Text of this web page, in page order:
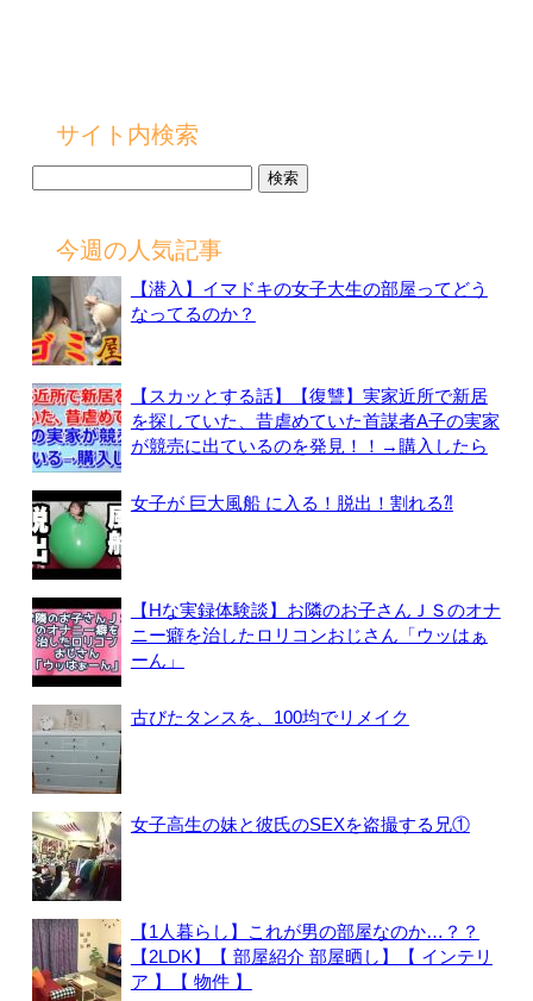
サイト内検索
今週の人気記事
【潜入】イマドキの女子大生の部屋ってどう
なってるのか？
【スカッとする話】【復讐】実家近所で新居
を探していた、昔虐めていた首謀者A子の実家
が競売に出ているのを発見！！→購入したら
女子が 巨大風船 に入る！脱出！割れる⁈
【Hな実録体験談】お隣のお子さんＪＳのオナ
ニー癖を治したロリコンおじさん「ウッはぁ
ーん」
古びたタンスを、100均でリメイク
女子高生の妹と彼氏のSEXを盗撮する兄①
【1人暮らし】これが男の部屋なのか…？？
【2LDK】【 部屋紹介 部屋晒し】【 インテリ
ア 】【 物件 】